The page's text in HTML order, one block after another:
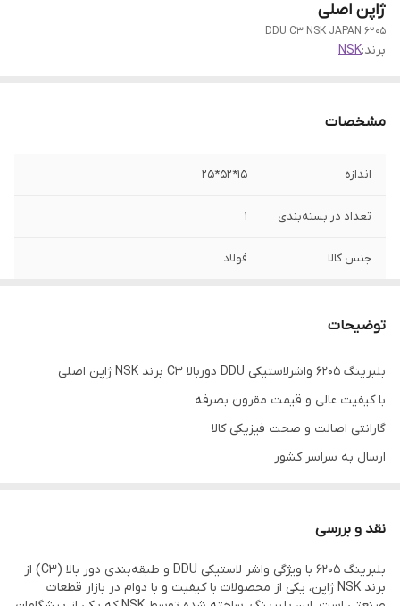
ژاپن اصلی
6205 DDU C3 NSK JAPAN
برند:NSK
مشخصات
اندازه 15*52*25
تعداد در بسته‌بندی 1
جنس کالا فولاد
توضیحات
بلبرینگ 6205 واشرلاستیکی DDU دوربالا C3 برند NSK ژاپن اصلی
با کیفیت عالی و قیمت مقرون بصرفه
گارانتی اصالت و صحت فیزیکی کالا
ارسال به سراسر کشور
نقد و بررسی
بلبرینگ 6205 با ویژگی واشر لاستیکی DDU و طبقه‌بندی دور بالا (C3) از
برند NSK ژاپن، یکی از محصولات با کیفیت و با دوام در بازار قطعات